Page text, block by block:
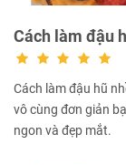
Cách làm đậu
Cách làm đậu hũ
vô cùng đơn giản
ngon và đẹp mắt.